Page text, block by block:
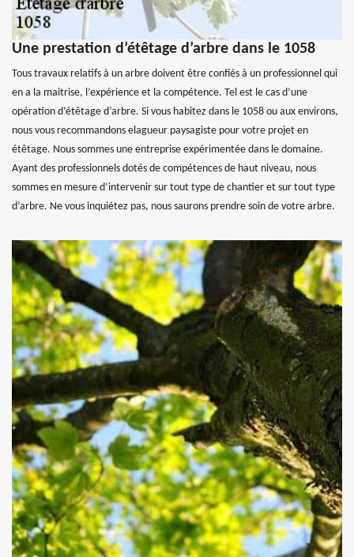
Une prestation d’étêtage d’arbre dans le 1058
Tous travaux relatifs à un arbre doivent être confiés à un professionnel qui
en a la maitrise, l’expérience et la compétence. Tel est le cas d’une
opération d’étêtage d’arbre. Si vous habitez dans le 1058 ou aux environs,
nous vous recommandons elagueur paysagiste pour votre projet en
étêtage. Nous sommes une entreprise expérimentée dans le domaine.
Ayant des professionnels dotés de compétences de haut niveau, nous
sommes en mesure d’intervenir sur tout type de chantier et sur tout type
d’arbre. Ne vous inquiétez pas, nous saurons prendre soin de votre arbre.